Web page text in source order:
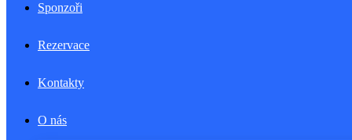
Sponzoři
Rezervace
Kontakty
O nás